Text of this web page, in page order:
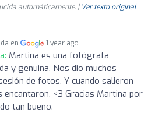
automáticamente. | Ver texto original
en 1 year ago
Martina es una fotógrafa
y genuina. Nos dio muchos
de fotos. Y cuando salieron
<3 Gracias Martina por
tan bueno.